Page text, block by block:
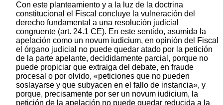
Con este planteamiento y a la luz de la doctrina
constitucional el Fiscal concluye la vulneración del
derecho fundamental a una resolución judicial
congruente (art. 24.1 CE). En este sentido, asumida la
apelación como un novum iudicium, en opinión del Fiscal
el órgano judicial no puede quedar atado por la petición
de la parte apelante, decididamente parcial, porque no
puede propiciar que extraiga del debate, en fraude
procesal o por olvido, «peticiones que no pueden
soslayarse y que subyacen en el fallo de instancia», y
porque, precisamente por ser un novum iudicium, la
petición de la apelación no puede quedar reducida a la